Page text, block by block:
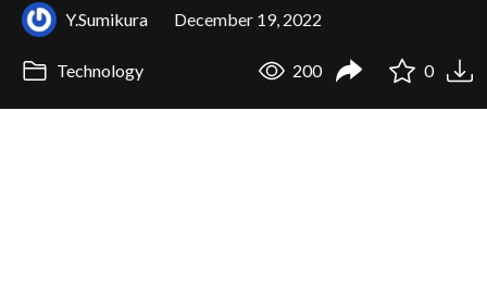
Y.Sumikura December 19, 2022
Technology 200 0